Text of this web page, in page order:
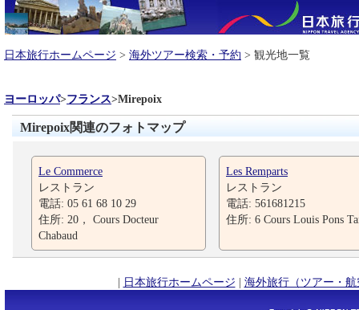
日本旅行ホームページ > 海外ツアー検索・予約 > 観光地一覧
ヨーロッパ>フランス>Mirepoix
Mirepoix関連のフォトマップ
Le Commerce
レストラン
電話: 05 61 68 10 29
住所: 20， Cours Docteur
Chabaud
Les Remparts
レストラン
電話: 561681215
住所: 6 Cours Louis Pons
| 日本旅行ホームページ | 海外旅行（ツアー・航